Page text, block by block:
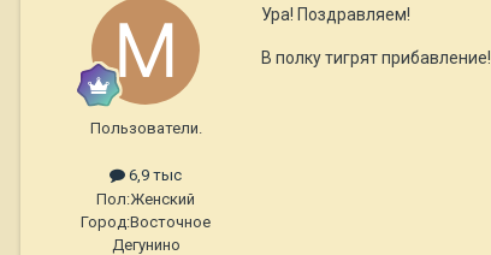
Пользователи.
6,9 тыс
Пол:Женский
Город:Восточное
Дегунино
Ура! Поздравляем!
В полку тигрят прибавление!